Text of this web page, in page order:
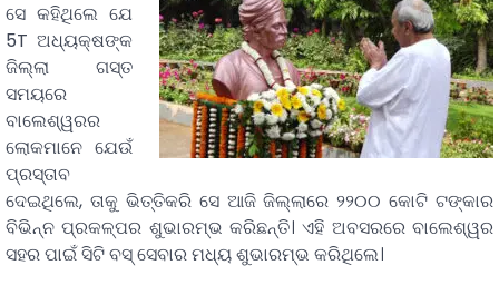
ସେ କହିଥିଲେ ଯେ
5T ଅଧ୍ୟକ୍ଷଙ୍କ
ଜିଲ୍ଲା ଗସ୍ତ
ସମୟରେ
ବାଲେଶ୍ୱରର
ଲୋକମାନେ ଯେଉଁ
ପ୍ରସ୍ତାବ
ଦେଇଥିଲେ, ତାକୁ ଭିତ୍ତିକରି ସେ ଆଜି ଜିଲ୍ଲାରେ ୨୨୦୦ କୋଟି ଟଙ୍କାର
ବିଭିନ୍ନ ପ୍ରକଳ୍ପର ଶୁଭାରମ୍ଭ କରିଛନ୍ତି। ଏହି ଅବସରରେ ବାଲେଶ୍ୱର
ସହର ପାଇଁ ସିଟି ବସ୍‌ ସେବାର ମଧ୍ୟ ଶୁଭାରମ୍ଭ କରିଥିଲେ।